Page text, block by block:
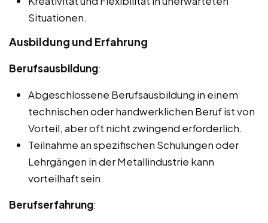
Situationen.
Ausbildung und Erfahrung
Berufsausbildung:
Abgeschlossene Berufsausbildung in einem
technischen oder handwerklichen Beruf ist von
Vorteil, aber oft nicht zwingend erforderlich.
Teilnahme an spezifischen Schulungen oder
Lehrgängen in der Metallindustrie kann
vorteilhaft sein.
Berufserfahrung: